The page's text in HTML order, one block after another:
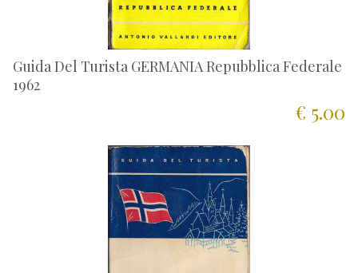
Guida Del Turista GERMANIA Repubblica Federale
1962
€ 5.00